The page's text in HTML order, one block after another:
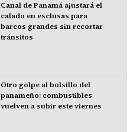
Canal de Panamá ajustará el
calado en esclusas para
barcos grandes sin recortar
tránsitos
Otro golpe al bolsillo del
panameño: combustibles
vuelven a subir este viernes